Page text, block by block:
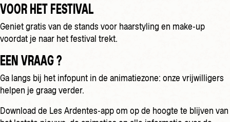
VOOR HET FESTIVAL
Geniet gratis van de stands voor haarstyling en make-up
voordat je naar het festival trekt.
EEN VRAAG ?
Ga langs bij het infopunt in de animatiezone: onze vrijwilligers
helpen je graag verder.
Download de Les Ardentes-app om op de hoogte te blijven van